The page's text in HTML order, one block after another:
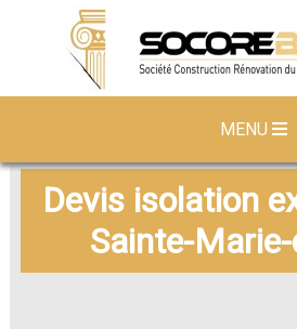
MENU
Devis isolation
Sainte-